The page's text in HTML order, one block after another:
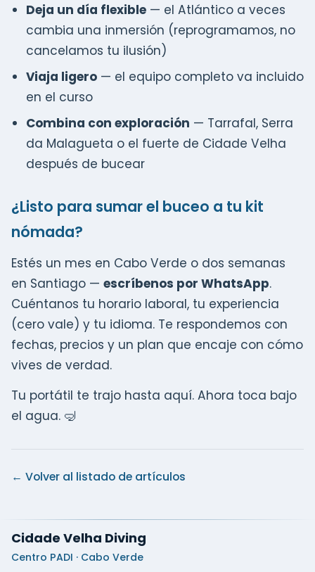
Deja un día flexible— el Atlántico a veces
cambia una inmersión (reprogramamos, no
cancelamos tu ilusión)
Viaja ligero— el equipo completo va incluido
en el curso
Combina con exploración — Tarrafal, Serra
da Malagueta o el fuerte de Cidade Velha
después de bucear
¿Listo para sumar el buceo a tu kit
nómada?
Estés un mes en Cabo Verde o dos semanas
en Santiago — escríbenos por WhatsApp.
Cuéntanos tu horario laboral, tu experiencia
(cero vale) y tu idioma. Te respondemos con
fechas, precios y un plan que encaje con cómo
vives de verdad.
Tu portátil te trajo hasta aquí. Ahora toca bajo
el agua. 🤿
← Volver al listado de artículos
Cidade Velha Diving
Centro PADI · Cabo Verde